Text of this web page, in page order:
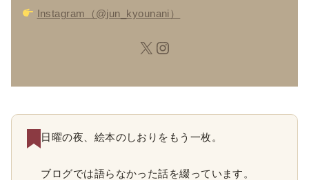
Instagram（@jun_kyounani）
日曜の夜、絵本のしおりをもう一枚。
ブログでは語らなかった話を綴っています。